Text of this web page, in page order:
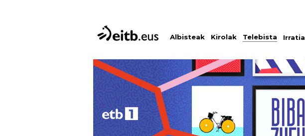
Albisteak Kirolak Telebista Irratia